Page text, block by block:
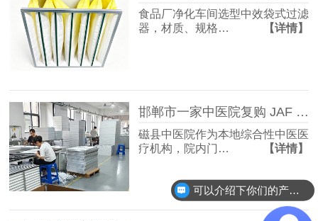
食品厂净化车间选型中效袋式过滤
器，材质、规格…
【详情】
邯郸市一家中医院复购 JAF 佳合初中效过滤器
磁县中医院作为本地综合性中医医
疗机构，院内门…
【详情】
可以介绍下你们的产品么？